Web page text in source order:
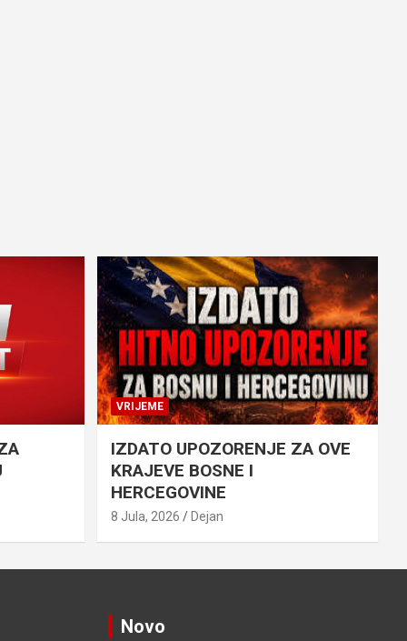
VRIJEME
IZDATO UPOZORENJE ZA OVE
KRAJEVE BOSNE I
HERCEGOVINE
8 Jula, 2026 Dejan
Novo